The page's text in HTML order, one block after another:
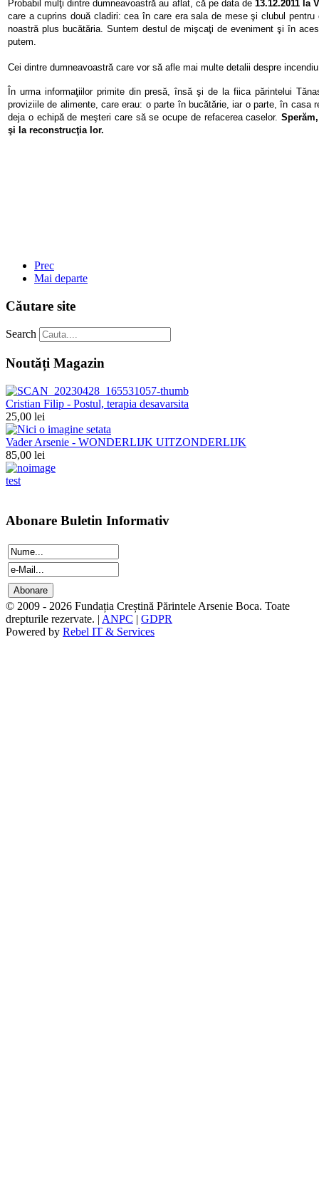
Probabil mulţi dintre dumneavoastră au aflat, că pe data de13.12.2011 la
care a cuprins două cladiri: cea în care era sala de mese şi clubul
noastră plus bucătăria. Suntem destul de mişcaţi de eveniment şi în
putem.
Cei dintre dumneavoastră care vor să afle mai multe detalii despre
În urma informaţiilor primite din presă, însă şi de la fiica părintelui
proviziile de alimente, care erau: o parte în bucătărie, iar o parte, în casa
deja o echipă de meşteri care să se ocupe de refacerea caselor.
şi la reconstrucţia lor.
Prec
Mai departe
Căutare site
Search
Noutăți Magazin
Cristian Filip - Postul, terapia desavarsita
25,00 lei
Vader Arsenie - WONDERLIJK UITZONDERLIJK
85,00 lei
test
Abonare Buletin Informativ
© 2009 - 2026 Fundația Creștină Părintele Arsenie Boca. Toate
drepturile rezervate. | ANPC | GDPR
Powered by Rebel IT & Services